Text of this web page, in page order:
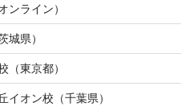
ンライン）
城県）
（東京都）
イオン校（千葉県）